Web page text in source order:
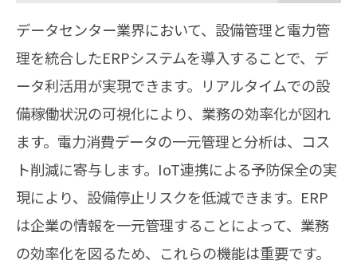
データセンター業界において、設備管理と電力管
理を統合したERPシステムを導入することで、デ
ータ利活用が実現できます。リアルタイムでの設
備稼働状況の可視化により、業務の効率化が図れ
ます。電力消費データの一元管理と分析は、コス
ト削減に寄与します。IoT連携による予防保全の実
現により、設備停止リスクを低減できます。ERP
は企業の情報を一元管理することによって、業務
の効率化を図るため、これらの機能は重要です。